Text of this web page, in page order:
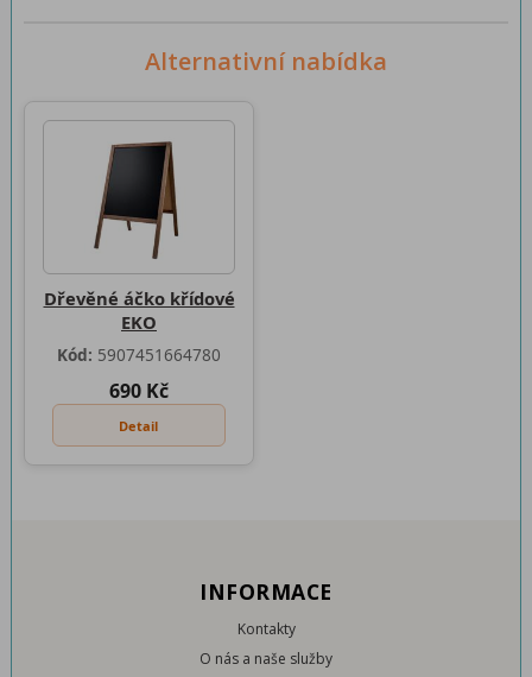
Alternativní nabídka
Dřevěné áčko křídové
EKO
Kód: 5907451664780
690 Kč
Detail
INFORMACE
Kontakty
O nás a naše služby